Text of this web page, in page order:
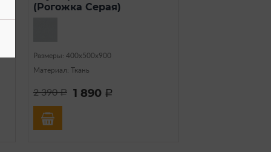
(Рогожка Серая)
Размеры: 400х500х900
Материал: Ткань
2 390a 1 890 a